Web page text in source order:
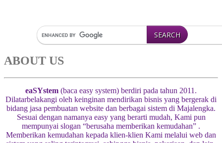
ABOUT US
eaSYstem (baca easy system) berdiri pada tahun 2011.
Dilatarbelakangi oleh keinginan mendirikan bisnis yang bergerak di
bidang jasa pembuatan website dan berbagai sistem di Majalengka.
Sesuai dengan namanya easy yang berarti mudah, Kami pun
mempunyai slogan “berusaha memberikan kemudahan” .
Memberikan kemudahan kepada klien-klien Kami melalui web dan